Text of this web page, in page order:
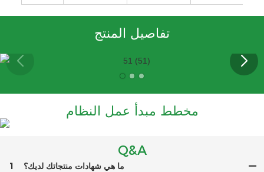
تفاصيل المنتج
مخطط مبدأ عمل النظام
Q&A
1 ما هي شهادات منتجاتك لديك؟